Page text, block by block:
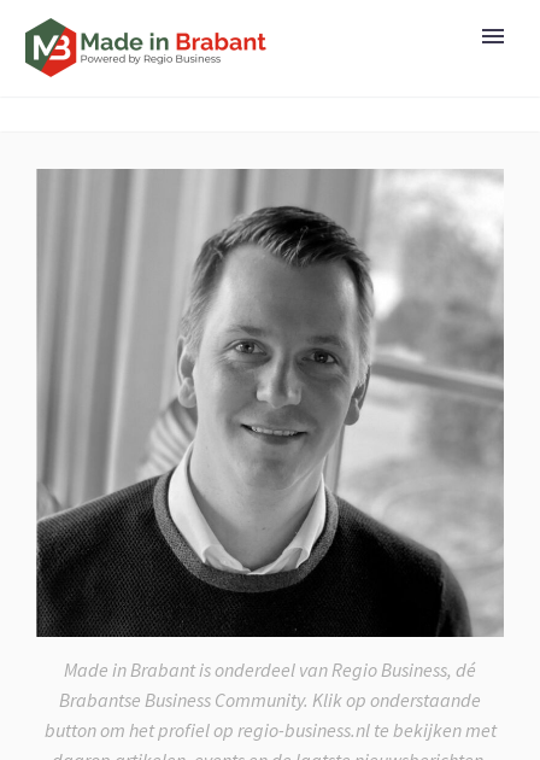
Made in Brabant is onderdeel van Regio Business, dé
Brabantse Business Community. Klik op onderstaande
button om het profiel op regio-business.nl te bekijken met